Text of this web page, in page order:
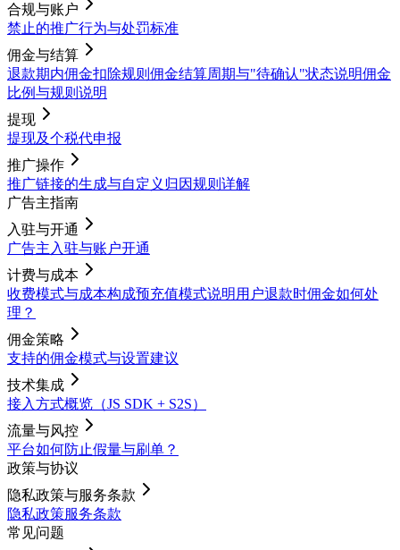
合规与账户
禁止的推广行为与处罚标准
佣金与结算
退款期内佣金扣除规则 佣金结算周期与"待确认"状态说明佣金
比例与规则说明
提现
提现及个税代申报
推广操作
推广链接的生成与自定义 归因规则详解
广告主指南
入驻与开通
广告主入驻与账户开通
计费与成本
收费模式与成本构成预充值模式说明 用户退款时佣金如何处
理？
佣金策略
支持的佣金模式与设置建议
技术集成
接入方式概览（JS SDK + S2S）
流量与风控
平台如何防止假量与刷单？
政策与协议
隐私政策与服务条款
隐私政策服务条款
常见问题